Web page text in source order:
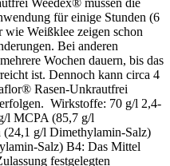
für einige Stunden (6
Weißklee zeigen schon
Bei anderen
Wochen dauern, bis das
ist. Dennoch kann circa 4
Rasen-Unkrautfrei
Wirkstoffe: 70 g/l 2,4-
l MCPA (85,7 g/l
g/l Dimethylamin-Salz)
Salz) B4: Das Mittel
festgelegten